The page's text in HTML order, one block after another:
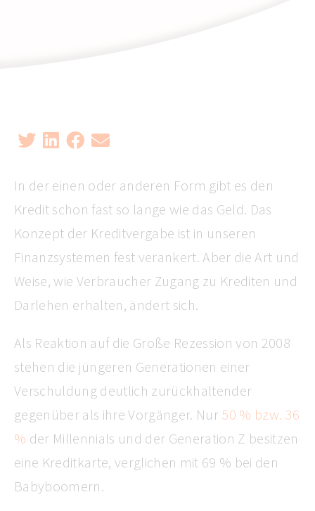
In der einen oder anderen Form gibt es den
Kredit schon fast so lange wie das Geld. Das
Konzept der Kreditvergabe ist in unseren
Finanzsystemen fest verankert. Aber die Art und
Weise, wie Verbraucher Zugang zu Krediten und
Darlehen erhalten, ändert sich.
Als Reaktion auf die Große Rezession von 2008
stehen die jüngeren Generationen einer
Verschuldung deutlich zurückhaltender
gegenüber als ihre Vorgänger. Nur 50 % bzw. 36
% der Millennials und der Generation Z besitzen
eine Kreditkarte, verglichen mit 69 % bei den
Babyboomern.